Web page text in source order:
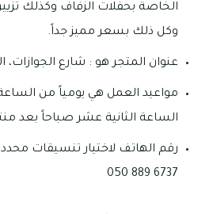
الخاصة بحفلات الزفاف وكذلك
وكل ذلك بسعر مميز جداً.
عنوان المتجر هو : شارع الجوازات،
مواعيد العمل هي يومياً من
الساعة الثانية عشر صباحاً بعد
رقم الهاتف لاختيار تنسيقات
6737 889 050